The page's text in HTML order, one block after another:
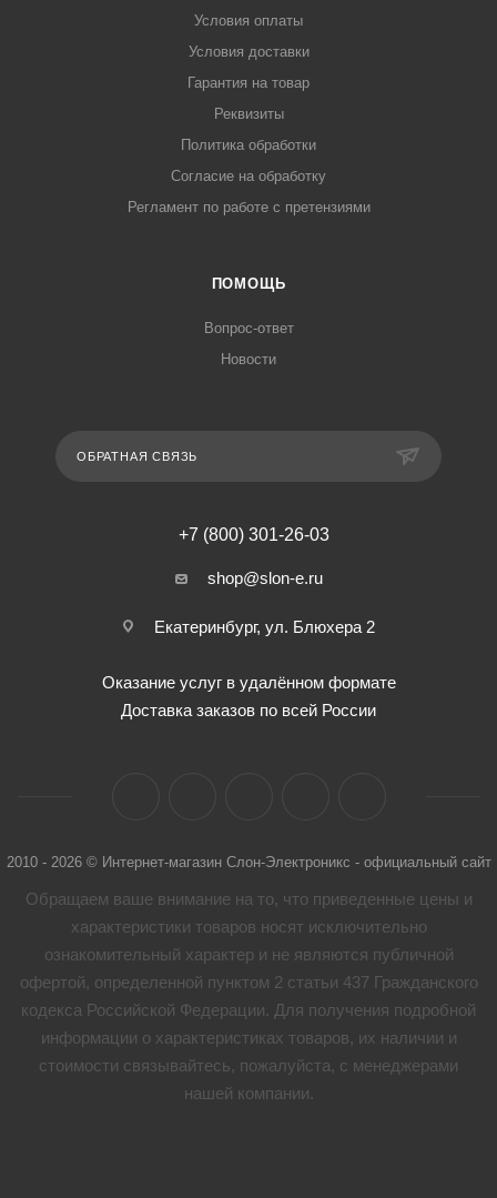
Условия оплаты
Условия доставки
Гарантия на товар
Реквизиты
Политика обработки
Согласие на обработку
Регламент по работе с претензиями
ПОМОЩЬ
Вопрос-ответ
Новости
ОБРАТНАЯ СВЯЗЬ
+7 (800) 301-26-03
shop@slon-e.ru
Екатеринбург, ул. Блюхера 2
Оказание услуг в удалённом формате
Доставка заказов по всей России
2010 - 2026 © Интернет-магазин Слон-Электроникс - официальный сайт
Обращаем ваше внимание на то, что приведенные цены и
характеристики товaров носят исключительно
ознакомительный характер и не являются публичной
офертой, определенной пунктом 2 статьи 437 Гражданского
кодекса Российской Федерации. Для получения подробной
информации о характеристиках товaров, их наличии и
стоимости связывайтесь, пожалуйста, с менеджерами
нашей компании.